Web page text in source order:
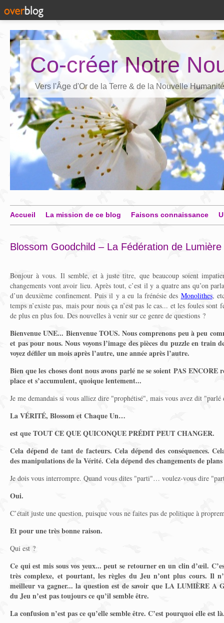
Co-créer Notre
Vers l'Âge d'Or de la Terre & de la Nouvelle Humanité
Accueil La mission de ce blog Faisons connaissance
Blossom Goodchild – La Fédération de
Bonjour à vous. Il semble, et à juste titre, que beaucoup soient
changements vont avoir lieu. Après tout, c’est il y a quatre ans qu’on
d’un deuxième confinement. Puis il y a eu la frénésie des Monolithes,
temps n’existe pas, mais pour nous ça n’est pas le cas... et les foules
de plus en plus fou. Des nouvelles à venir sur ce genre de questions ?
Bienvenue UNE... Bienvenue TOUS. Nous comprenons peu à peu
et pas pour nous. Nous voyons l’image des pièces du puzzle en train
voyez défiler un mois après l’autre, une année après l’autre.
Bien que les choses dont nous avons parlé ne se soient PAS ENCORE
place et s’accumulent, quoique lentement...
Je me demandais si vous alliez dire "prophétisé", mais vous avez dit
La VÉRITÉ, Blossom et Chaque Un…
est que TOUT CE QUE QUICONQUE PRÉDIT PEUT CHANGER.
Cela dépend de tant de facteurs. Cela dépend des conséquences.
des manipulations de la Vérité. Cela dépend des changements de
Je dois vous interrompre. Quand vous dites "parti"… voulez-vous dire
Oui.
C’était juste une question, puisque vous ne faites pas de politique à
Et pour une très bonne raison.
Qui est ?
Ce qui est mis sous vos yeux... peut se retourner en un clin d’œil.
très complexe, et pourtant, les règles du Jeu n’ont plus cours. Il
meilleur va gagner... la question est de savoir que LA LUMIÈRE A
du Jeu n’est pas toujours ce qu’il semble être.
La confusion n’est pas ce qu’elle semble être. C’est pourquoi elle est